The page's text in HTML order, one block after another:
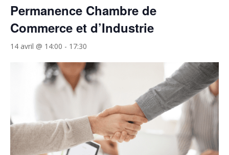
Permanence Chambre de
Commerce et d’Industrie
14 avril @ 14:00 - 17:30